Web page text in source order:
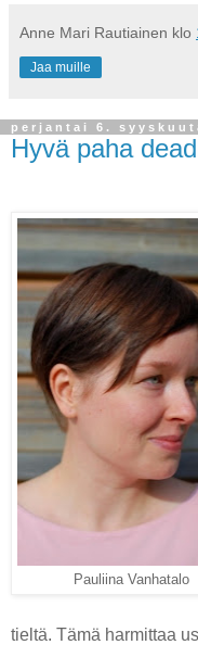
Anne Mari Rautiainen klo
Jaa muille
perjantai 6.
Hyvä paha
Pauliina Vanhatalo
tieltä. Tämä harmittaa